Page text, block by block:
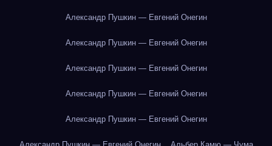
Александр Пушкин — Евгений Онегин
Александр Пушкин — Евгений Онегин
Александр Пушкин — Евгений Онегин
Александр Пушкин — Евгений Онегин
Александр Пушкин — Евгений Онегин